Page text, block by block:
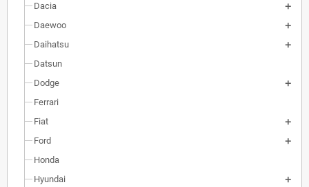
Dacia
Daewoo
Daihatsu
Datsun
Dodge
Ferrari
Fiat
Ford
Honda
Hyundai